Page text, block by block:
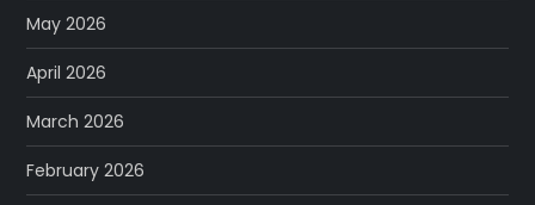
May 2026
April 2026
March 2026
February 2026